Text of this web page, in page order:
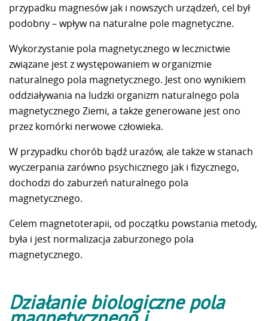
przypadku magnesów jak i nowszych urządzeń, cel był
podobny – wpływ na naturalne pole magnetyczne.
Wykorzystanie pola magnetycznego w lecznictwie
związane jest z występowaniem w organizmie
naturalnego pola magnetycznego. Jest ono wynikiem
oddziaływania na ludzki organizm naturalnego pola
magnetycznego Ziemi, a także generowane jest ono
przez komórki nerwowe człowieka.
W przypadku chorób bądź urazów, ale także w stanach
wyczerpania zarówno psychicznego jak i fizycznego,
dochodzi do zaburzeń naturalnego pola
magnetycznego.
Celem magnetoterapii, od początku powstania metody,
była i jest normalizacja zaburzonego pola
magnetycznego.
Działanie biologiczne pola